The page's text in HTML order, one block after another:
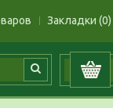
Закладки (0)